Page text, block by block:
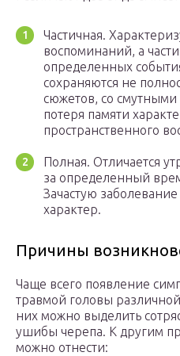
Частичная.
воспоминаний, а
определенных
сохраняются не
сюжетов, со смутными
потеря памяти
пространственного
Полная. Отличается
за определенный
Зачастую
характер.
Причины
Чаще всего появление
травмой головы
них можно выделить
ушибы черепа. К другим
можно отнести: